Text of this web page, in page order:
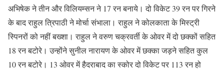
अभिषेक ने तीन और विलियम्सन ने 17 रन बनाये। दो विकेट 39 रन पर गिरने
के बाद राहुल त्रिपाठी ने मोर्चा संभाला। राहुल ने कोलकाता के मिस्ट्री
स्पिनरों को नहीं बख्शा। राहुल ने वरुण चक्रवर्ती के ओवर में दो छक्कों सहित
18 रन बटोरे। उन्होंने सुनील नारायण के ओवर में छक्का जड़ने सहित कुल
10 रन बटोरे। 13 ओवर में हैदराबाद का स्कोर दो विकेट पर 113 रन हो